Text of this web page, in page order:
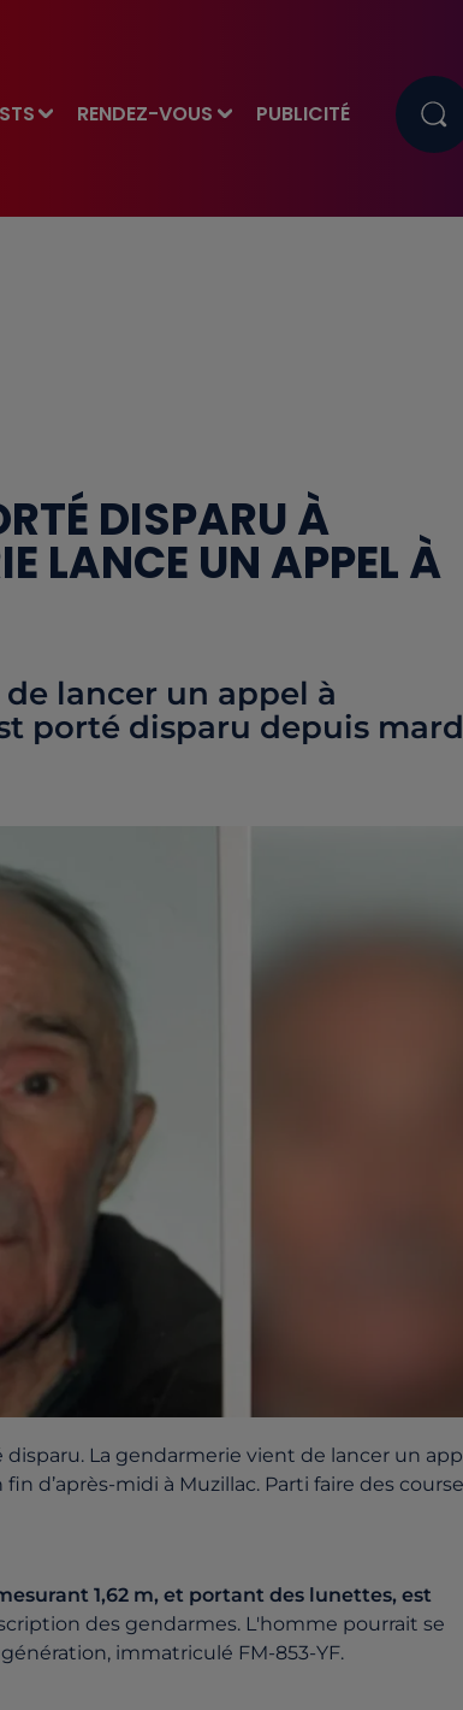
RENDEZ-VOUS PUBLICITÉ
DISPARU À
LANCE UN APPEL À
lancer un appel à
porté disparu depuis
La gendarmerie vient de lancer un
d’après-midi à Muzillac. Parti faire des
1,62 m, et portant des lunettes, est
des gendarmes. L'homme pourrait se
immatriculé FM-853-YF.